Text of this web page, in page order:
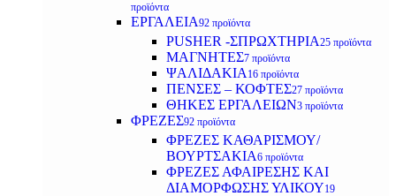
προϊόντα
ΕΡΓΑΛΕΙΑ92 προϊόντα
PUSHER -ΣΠΡΩΧΤΗΡΙΑ25 προϊόντα
ΜΑΓΝΗΤΕΣ7 προϊόντα
ΨΑΛΙΔΑΚΙΑ 16 προϊόντα
ΠΕΝΣΕΣ – ΚΟΦΤΕΣ27 προϊόντα
ΘΗΚΕΣ ΕΡΓΑΛΕΙΩΝ3 προϊόντα
ΦΡΕΖΕΣ92 προϊόντα
ΦΡΕΖΕΣ ΚΑΘΑΡΙΣΜΟΥ/
ΒΟΥΡΤΣΑΚΙΑ6 προϊόντα
ΦΡΕΖΕΣ ΑΦΑΙΡΕΣΗΣ ΚΑΙ
ΔΙΑΜΟΡΦΩΣΗΣ ΥΛΙΚΟΥ19